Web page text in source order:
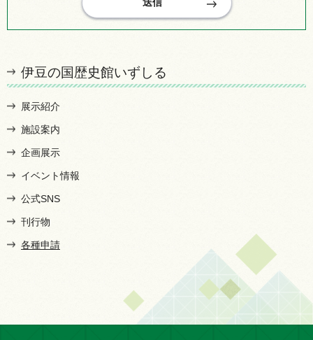
伊豆の国歴史館いずしる
展示紹介
施設案内
企画展示
イベント情報
公式SNS
刊行物
各種申請